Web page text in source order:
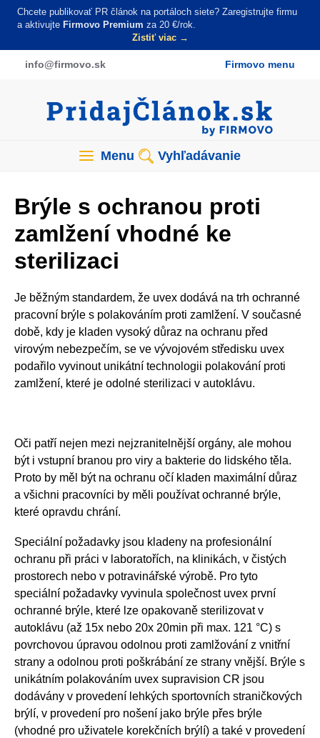
Skočiť
obsah
Chcete publikovať PR článok na portáloch siete? Zaregistrujte firmu
a aktivujte Firmovo Premium za 20 €/rok.
Zistiť viac →
info@firmovo.sk Firmovo menu
Menu Vyhľadávanie
Brýle s ochranou proti
zamlžení vhodné ke
sterilizaci
Je běžným standardem, že uvex dodává na trh ochranné
pracovní brýle s polakováním proti zamlžení. V současné
době, kdy je kladen vysoký důraz na ochranu před
virovým nebezpečím, se ve vývojovém středisku uvex
podařilo vyvinout unikátní technologii polakování proti
zamlžení, které je odolné sterilizaci v autoklávu.
Oči patří nejen mezi nejzranitelnější orgány, ale mohou
být i vstupní branou pro viry a bakterie do lidského těla.
Proto by měl být na ochranu očí kladen maximální důraz
a všichni pracovníci by měli používat ochranné brýle,
které opravdu chrání.
Speciální požadavky jsou kladeny na profesionální
ochranu při práci v laboratořích, na klinikách, v čistých
prostorech nebo v potravinářské výrobě. Pro tyto
speciální požadavky vyvinula společnost uvex první
ochranné brýle, které lze opakovaně sterilizovat v
autoklávu (až 15x nebo 20x 20min při max. 121 °C) s
povrchovou úpravou odolnou proti zamlžování z vnitřní
strany a odolnou proti poškrábání ze strany vnější. Brýle s
unikátním polakováním uvex supravision CR jsou
dodávány v provedení lehkých sportovních straničkových
brýlí, v provedení pro nošení jako brýle přes brýle
(vhodné pro uživatele korekčních brýlí) a také v provedení